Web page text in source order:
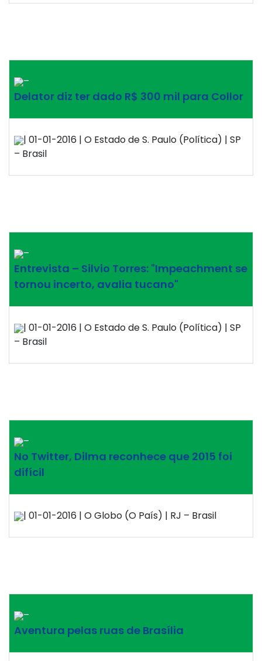
–
Delator diz ter dado R$ 300 mil para Collor
| 01-01-2016 | O Estado de S. Paulo (Política) | SP
– Brasil
–
Entrevista – Silvio Torres: "Impeachment se
tornou incerto, avalia tucano"
| 01-01-2016 | O Estado de S. Paulo (Política) | SP
– Brasil
–
No Twitter, Dilma reconhece que 2015 foi
difícil
| 01-01-2016 | O Globo (O País) | RJ – Brasil
–
Aventura pelas ruas de Brasília